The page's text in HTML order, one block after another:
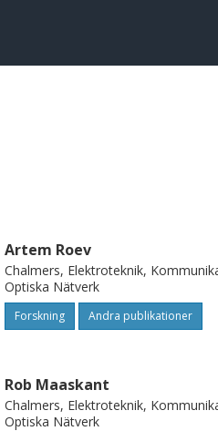
Artem Roev
Chalmers, Elektroteknik,
Optiska Nätverk
Forskning Andra publikationer
Rob Maaskant
Chalmers, Elektroteknik,
Optiska Nätverk